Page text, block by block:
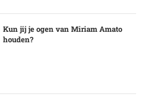
Kun jij je ogen van Miriam Amato
houden?